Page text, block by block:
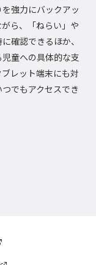
強力にバックアッ
ら、「ねらい」や
確認できるほか、
児童への具体的な支
レット端末にも対
でもアクセスでき